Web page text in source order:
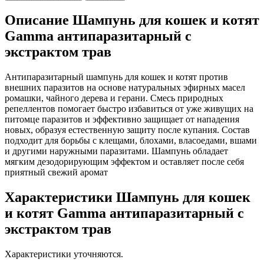
Описание Шампунь для кошек и котят
Gamma антипаразитарный с
экстрактом трав
Антипаразитарный шампунь для кошек и котят против
внешних паразитов на основе натуральных эфирных масел
ромашки, чайного дерева и герани. Смесь природных
репеллентов помогает быстро избавиться от уже живущих на
питомце паразитов и эффективно защищает от нападения
новых, образуя естественную защиту после купания. Состав
подходит для борьбы с клещами, блохами, власоедами, вшами
и другими наружными паразитами. Шампунь обладает
мягким дезодорирующим эффектом и оставляет после себя
приятный свежий аромат
Характеристики Шампунь для кошек
и котят Gamma антипаразитарный с
экстрактом трав
Характеристики уточняются.